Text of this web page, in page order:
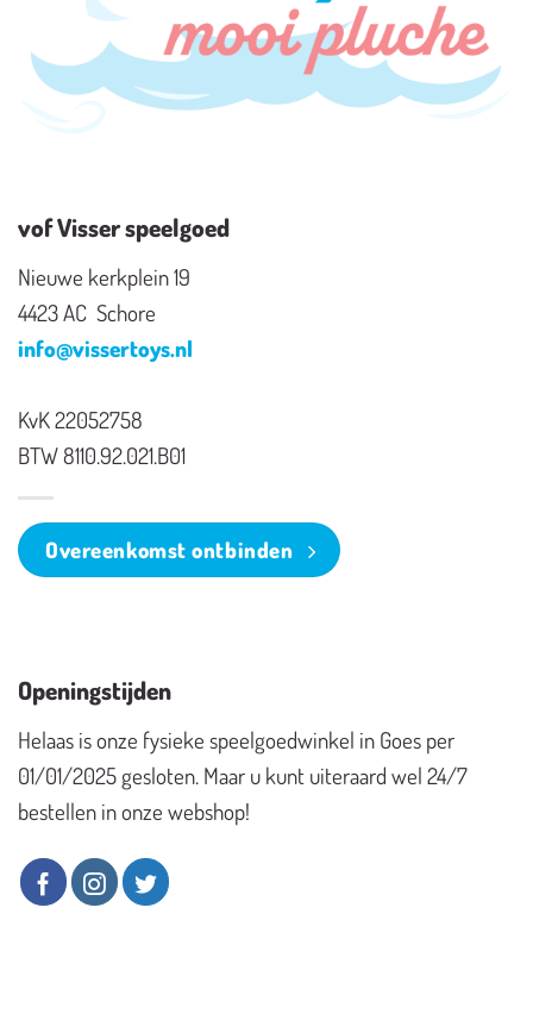
vof Visser speelgoed
Nieuwe kerkplein 19
4423 AC Schore
info@vissertoys.nl
KvK 22052758
BTW 8110.92.021.B01
Overeenkomst ontbinden
Openingstijden
Helaas is onze fysieke speelgoedwinkel in Goes per
01/01/2025 gesloten. Maar u kunt uiteraard wel 24/7
bestellen in onze webshop!